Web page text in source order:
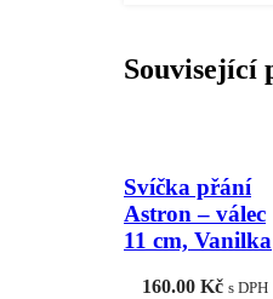
Související
Svíčka přání
Astron – válec
11 cm, Vanilka
160.00 Kč s DPH